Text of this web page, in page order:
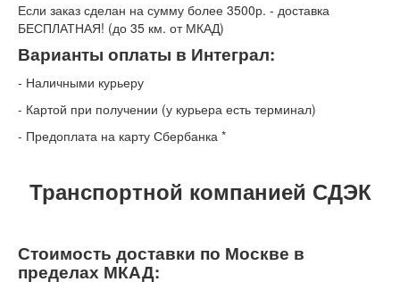
Если заказ сделан на сумму более 3500р. - доставка
БЕСПЛАТНАЯ! (до 35 км. от МКАД)
Варианты оплаты в Интеграл:
- Наличными курьеру
- Картой при получении (у курьера есть терминал)
- Предоплата на карту Сбербанка *
Транспортной компанией СДЭК
Стоимость доставки по Москве в
пределах МКАД: